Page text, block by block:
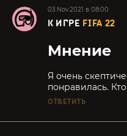
03.Nov.2021 в 08:00
К ИГРЕ FIFA 22
Мнение
Я очень
понравилась.
ОТВЕТИТЬ